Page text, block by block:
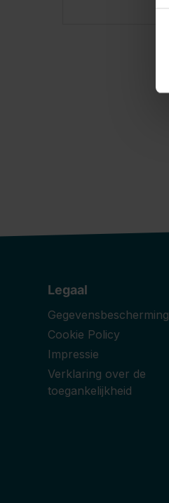
Legaal
Gegevensbescherming
Cookie Policy
Impressie
Verklaring over de
toegankelijkheid